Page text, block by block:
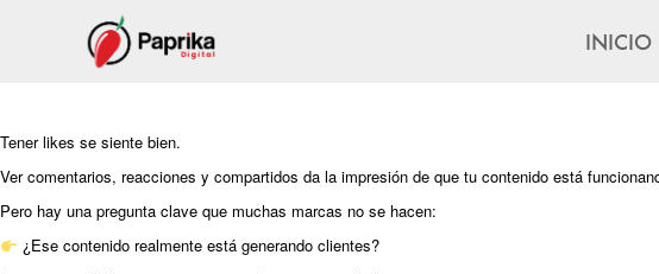
INICIO
Tener likes se siente bien.
Ver comentarios, reacciones y compartidos da la impresión de que tu contenido está
Pero hay una pregunta clave que muchas marcas no se hacen:
¿Ese contenido realmente está generando clientes?